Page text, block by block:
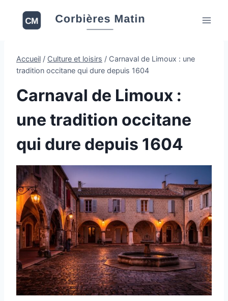
Accueil / Culture et loisirs / Carnaval de Limoux : une
tradition occitane qui dure depuis 1604
Carnaval de Limoux :
une tradition occitane
qui dure depuis 1604